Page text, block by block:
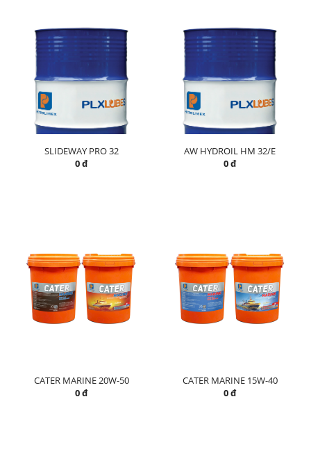
SLIDEWAY PRO 32
0 đ
AW HYDROIL HM 32/E
0 đ
CATER MARINE 20W-50
0 đ
CATER MARINE 15W-40
0 đ